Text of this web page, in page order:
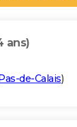
ans)
de-Calais)